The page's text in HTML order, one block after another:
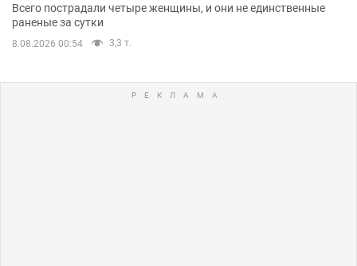
Всего пострадали четыре женщины, и они не единственные
раненые за сутки
8.08.2026 00:54 3,3 т.